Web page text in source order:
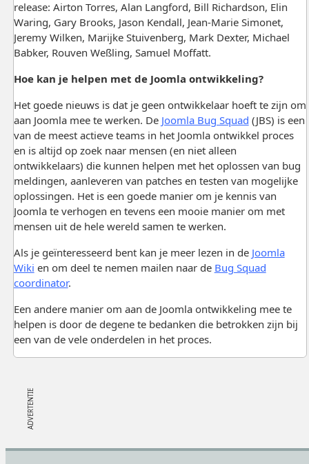
release: Airton Torres, Alan Langford, Bill Richardson, Elin
Waring, Gary Brooks, Jason Kendall, Jean-Marie Simonet,
Jeremy Wilken, Marijke Stuivenberg, Mark Dexter, Michael
Babker, Rouven Weßling, Samuel Moffatt.
Hoe kan je helpen met de Joomla ontwikkeling?
Het goede nieuws is dat je geen ontwikkelaar hoeft te zijn om
aan Joomla mee te werken. De Joomla Bug Squad (JBS) is een
van de meest actieve teams in het Joomla ontwikkel proces
en is altijd op zoek naar mensen (en niet alleen
ontwikkelaars) die kunnen helpen met het oplossen van bug
meldingen, aanleveren van patches en testen van mogelijke
oplossingen. Het is een goede manier om je kennis van
Joomla te verhogen en tevens een mooie manier om met
mensen uit de hele wereld samen te werken.
Als je geïnteresseerd bent kan je meer lezen in de Joomla
Wiki en om deel te nemen mailen naar de Bug Squad
coordinator.
Een andere manier om aan de Joomla ontwikkeling mee te
helpen is door de degene te bedanken die betrokken zijn bij
een van de vele onderdelen in het proces.